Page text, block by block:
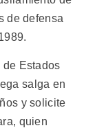
de defensa
Estados
salga en
y solicite
quien